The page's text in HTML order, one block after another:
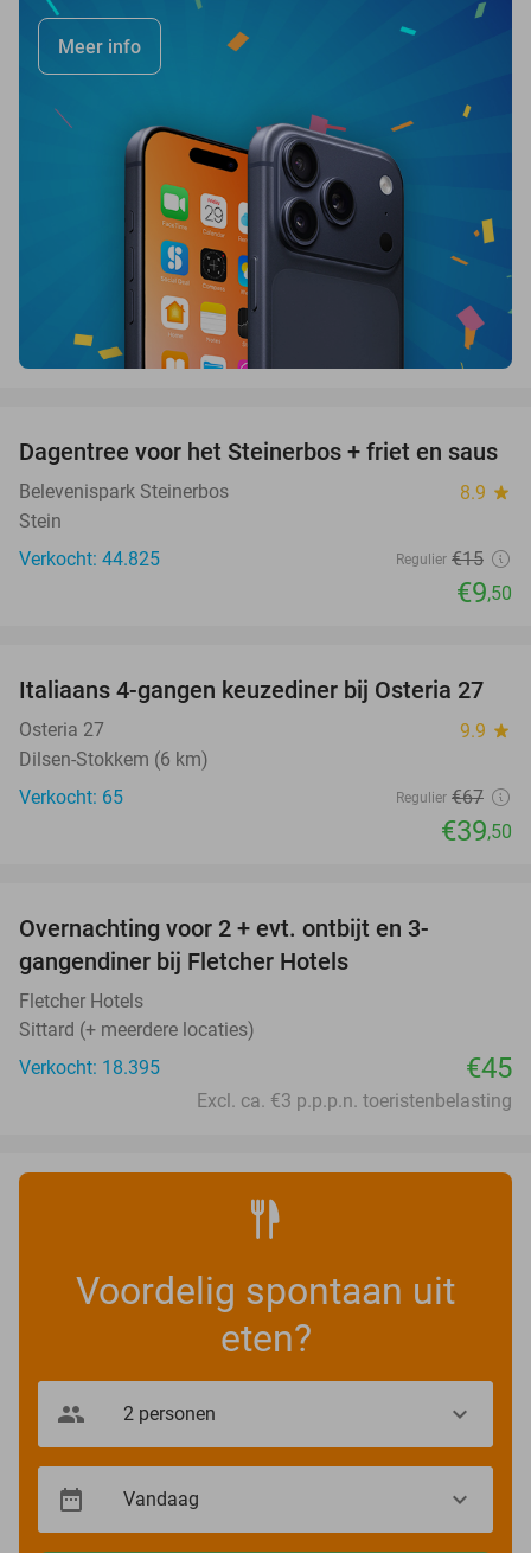
Meer info
37%
Dagentree voor het Steinerbos + friet en saus
Belevenispark Steinerbos 8.9 star
Stein
Verkocht: 44.825
Regulier €15
€9,50
41%
Italiaans 4-gangen keuzediner bij Osteria 27
Osteria 27 9.9 star
Dilsen-Stokkem (6 km)
Verkocht: 65
Regulier €67
€39,50
Overnachting voor 2 + evt. ontbijt en 3-
gangendiner bij Fletcher Hotels
Fletcher Hotels
Sittard (+ meerdere locaties)
Verkocht: 18.395
€45
Excl. ca. €3 p.p.p.n. toeristenbelasting
Voordelig spontaan uit
eten?